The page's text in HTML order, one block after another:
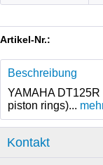
Artikel-Nr.:
Beschreibung
YAMAHA
piston rings)...
Kontakt